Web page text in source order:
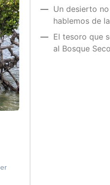
Un desierto
hablemos de
El tesoro que
al Bosque